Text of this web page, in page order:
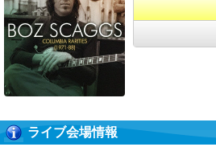
ライブ会場情報